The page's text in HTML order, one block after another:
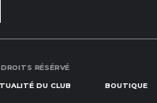
RÉSÉRVÉ
DU CLUB BOUTIQUE